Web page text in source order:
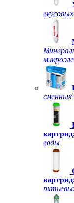
сменных
воды